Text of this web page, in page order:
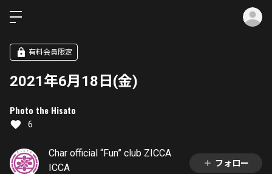
有料会員限定
2021年6月18日(金)
Photo the Hisato
6
Char official “Fun” club ZICCA
ICCA
フォロー